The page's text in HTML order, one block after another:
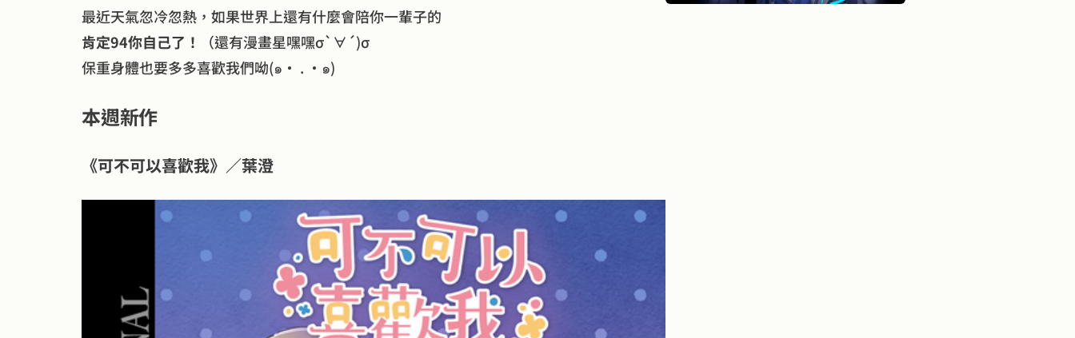
最近天氣忽冷忽熱，如果世界上還有什麼會陪你一輩子的
肯定94你自己了！
（還有漫畫星嘿嘿σ`∀´)σ
保重身體也要多多喜歡我們呦(๑• . •๑)
本週新作
《可不可以喜歡我》／葉澄